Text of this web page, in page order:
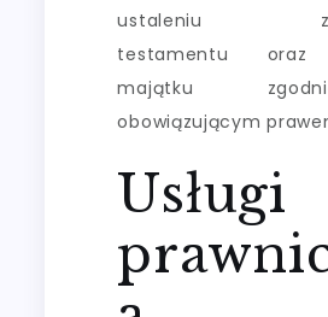
ustaleniu
testamentu oraz
majątku
obowiązującym
Usługi